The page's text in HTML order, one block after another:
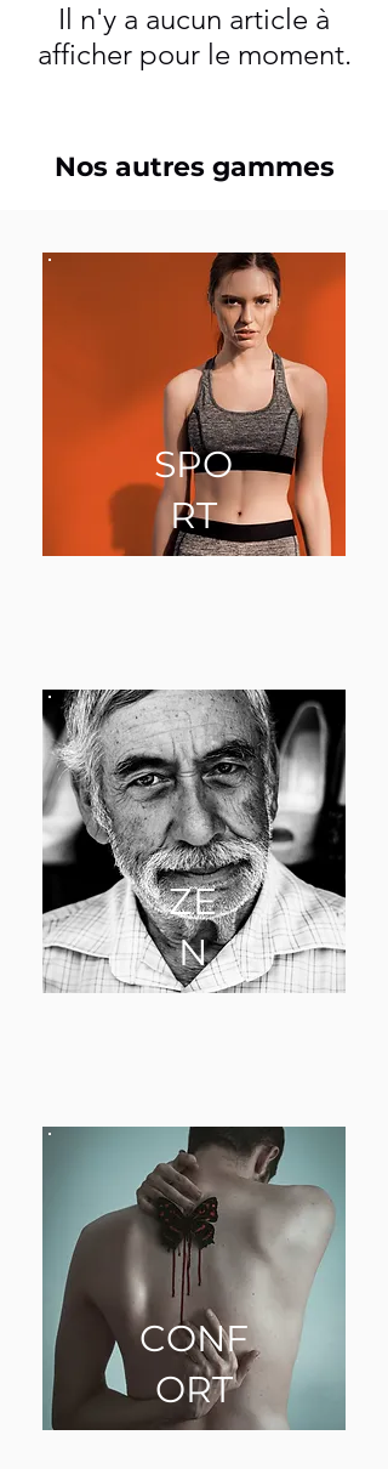
Il n'y a aucun article à
afficher pour le moment.
Nos autres gammes
SPO
RT
ZE
N
CONF
ORT